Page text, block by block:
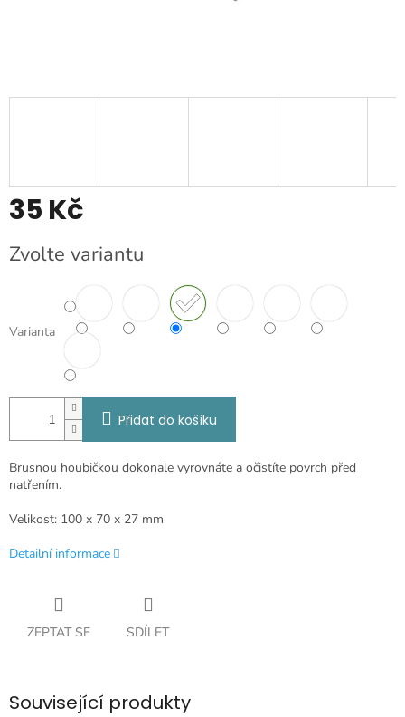
35 Kč
cena:
Zvolte variantu
Varianta
Přidat do košíku
Brusnou houbičkou dokonale vyrovnáte a očistíte povrch před
natřením.
Velikost: 100 x 70 x 27 mm
Detailní informace
ZEPTAT SE SDÍLET
Související produkty